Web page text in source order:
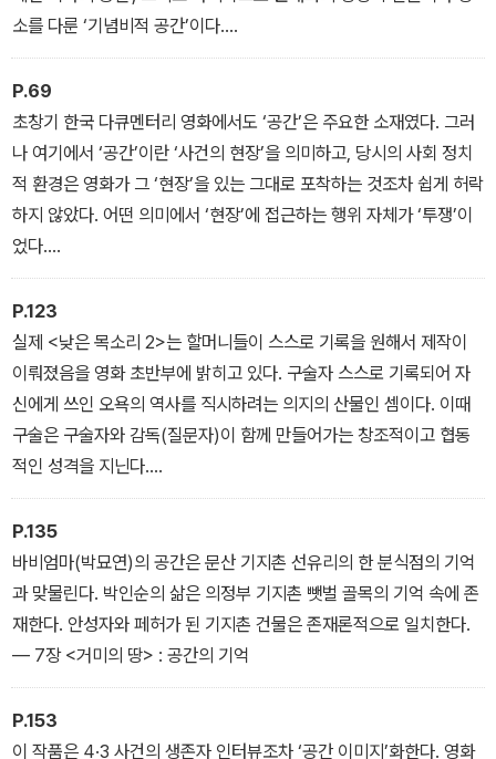
소를 다룬 ‘기념비적 공간’이다.
― 2장 근대적 잔여로서의 공간
P.69
초창기 한국 다큐멘터리 영화에서도 ‘공간’은 주요한 소재였다. 그러
나 여기에서 ‘공간’이란 ‘사건의 현장’을 의미하고, 당시의 사회 정치
적 환경은 영화가 그 ‘현장’을 있는 그대로 포착하는 것조차 쉽게 허락
하지 않았다. 어떤 의미에서 ‘현장’에 접근하는 행위 자체가 ‘투쟁’이
었다.
― 3장 미학적 질료와 매개로서의 공간
P.123
실제 <낮은 목소리 2>는 할머니들이 스스로 기록을 원해서 제작이
이뤄졌음을 영화 초반부에 밝히고 있다. 구술자 스스로 기록되어 자
신에게 쓰인 오욕의 역사를 직시하려는 의지의 산물인 셈이다. 이때
구술은 구술자와 감독(질문자)이 함께 만들어가는 창조적이고 협동
적인 성격을 지닌다.
― 6장 구술과 공간의 직조 : 역사 다큐멘터리 영화
P.135
바비엄마(박묘연)의 공간은 문산 기지촌 선유리의 한 분식점의 기억
과 맞물린다. 박인순의 삶은 의정부 기지촌 뺏벌 골목의 기억 속에 존
재한다. 안성자와 페허가 된 기지촌 건물은 존재론적으로 일치한다.
― 7장 <거미의 땅> : 공간의 기억
P.153
이 작품은 4·3 사건의 생존자 인터뷰조차 ‘공간 이미지’화한다. 영화